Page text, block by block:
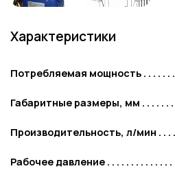
Оплата
Контакты
Характеристики
Потребляемая мощность
Габаритные размеры, мм
Производительность, л/мин
Рабочее давление